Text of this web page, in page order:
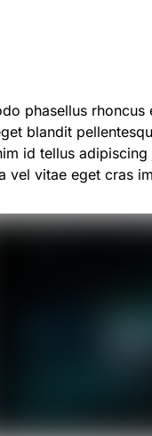
phasellus rhoncus
blandit
id tellus
vel vitae eget cras